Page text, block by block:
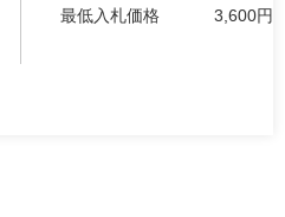
最低入札価格
3,600円